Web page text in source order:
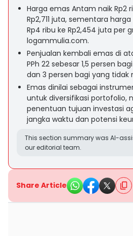
Harga emas Antam naik Rp2
Rp2,711 juta, sementara
Rp4 ribu ke Rp2,454 juta per
logammulia.com.
Penjualan kembali emas di
PPh 22 sebesar 1,5 persen
dan 3 persen bagi yang tidak
Emas dinilai sebagai
untuk diversifikasi portofolio,
penentuan tujuan investasi
jangka waktu dan potensi
This section summary was AI-
our editorial team.
Share Article